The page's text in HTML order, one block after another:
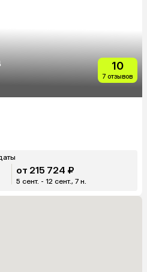
10
7 отзывов
от 215 724 ₽
5 сент. - 12 сент., 7 н.